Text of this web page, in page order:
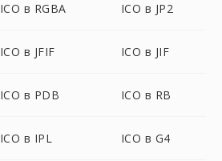
ICO в RGBA ICO в JP2
ICO в JFIF ICO в JIF
ICO в PDB ICO в RB
ICO в IPL ICO в G4